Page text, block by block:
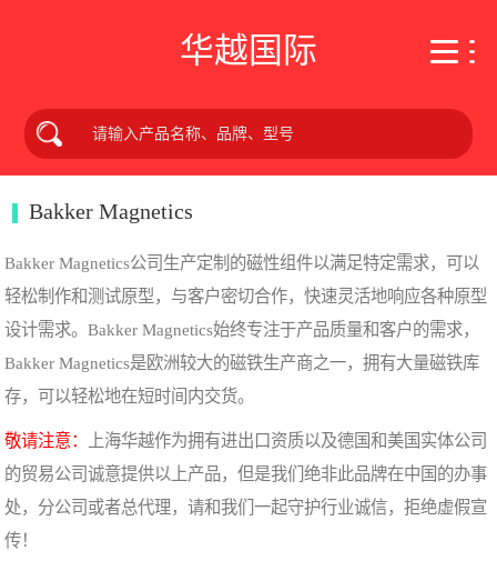
华越国际
Bakker Magnetics
Bakker Magnetics公司生产定制的磁性组件以满足特定需求，可以
轻松制作和测试原型，与客户密切合作，快速灵活地响应各种原型
设计需求。Bakker Magnetics始终专注于产品质量和客户的需求，
Bakker Magnetics是欧洲较大的磁铁生产商之一，拥有大量磁铁库
存，可以轻松地在短时间内交货。
敬请注意：
上海华越作为拥有进出口资质以及德国和美国实体公司
的贸易公司诚意提供以上产品，但是我们绝非此品牌在中国的办事
处，分公司或者总代理，请和我们一起守护行业诚信，拒绝虚假宣
传！